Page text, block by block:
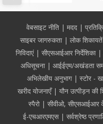
Footerवेबसाइट नीति मदद
साइबर जागरुकता
लोक शिकायतें
निविदाएं
सीएसआईआर निर्देशिका
अधिसूचना
आईईएम/अखंडता
अभिलेखीय अनुभाग
स्टोर -
खरीद योजनाएँ
यौन उत्पीड़न की
स्पैरो
सीवीओ, सीएसआईआर
ई-एचआरएमएस
सर्वश्रेष्ठ